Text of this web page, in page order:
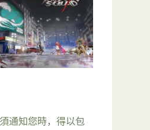
通知您時，得以包